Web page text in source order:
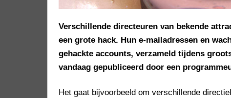
Verschillende directeuren van bekende
een grote hack. Hun e-mailadressen en
gehackte accounts, verzameld tijdens
vandaag gepubliceerd door een
Het gaat bijvoorbeeld om verschillende